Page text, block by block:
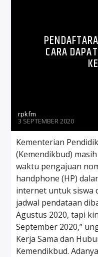
CARA
rpkfm
3 SEPTEMBER 2020
Kementerian
(Kemendikbud)
waktu pengajuan
handphone (HP)
internet untuk siswa
jadwal pendataan
Agustus 2020, tapi
September 2020,”
Kerja Sama dan
Kemendikbud.